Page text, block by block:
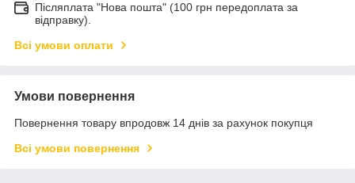
Післяплата "Нова пошта" (100 грн передоплата за
відправку).
Всі умови оплати
Умови повернення
Повернення товару впродовж 14 днів за рахунок покупця
Всі умови повернення